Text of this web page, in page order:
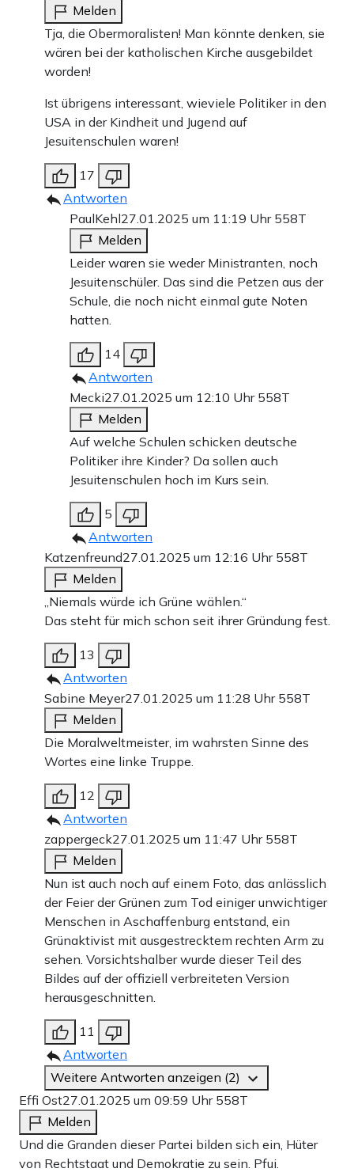
Melden
Tja, die Obermoralisten! Man könnte denken, sie
wären bei der katholischen Kirche ausgebildet
worden!
Ist übrigens interessant, wieviele Politiker in den
USA in der Kindheit und Jugend auf
Jesuitenschulen waren!
17
Antworten
PaulKehl27.01.2025 um 11:19 Uhr 558T
Melden
Leider waren sie weder Ministranten, noch
Jesuitenschüler. Das sind die Petzen aus der
Schule, die noch nicht einmal gute Noten
hatten.
14
Antworten
Mecki27.01.2025 um 12:10 Uhr 558T
Melden
Auf welche Schulen schicken deutsche
Politiker ihre Kinder? Da sollen auch
Jesuitenschulen hoch im Kurs sein.
5
Antworten
Katzenfreund27.01.2025 um 12:16 Uhr 558T
Melden
„Niemals würde ich Grüne wählen.“
Das steht für mich schon seit ihrer Gründung fest.
13
Antworten
Sabine Meyer27.01.2025 um 11:28 Uhr 558T
Melden
Die Moralweltmeister, im wahrsten Sinne des
Wortes eine linke Truppe.
12
Antworten
zappergeck27.01.2025 um 11:47 Uhr 558T
Melden
Nun ist auch noch auf einem Foto, das anlässlich
der Feier der Grünen zum Tod einiger unwichtiger
Menschen in Aschaffenburg entstand, ein
Grünaktivist mit ausgestrecktem rechten Arm zu
sehen. Vorsichtshalber wurde dieser Teil des
Bildes auf der offiziell verbreiteten Version
herausgeschnitten.
11
Antworten
Weitere Antworten anzeigen (2)
Effi Ost27.01.2025 um 09:59 Uhr 558T
Melden
Und die Granden dieser Partei bilden sich ein, Hüter
von Rechtstaat und Demokratie zu sein. Pfui.